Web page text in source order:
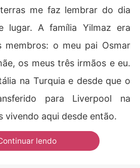
me faz lembrar do dia
lugar. A família Yilmaz era
membros: o meu pai Osmar
os meus três irmãos e eu.
na Turquia e desde que o
para Liverpool na
vivendo aqui desde então.
lendo